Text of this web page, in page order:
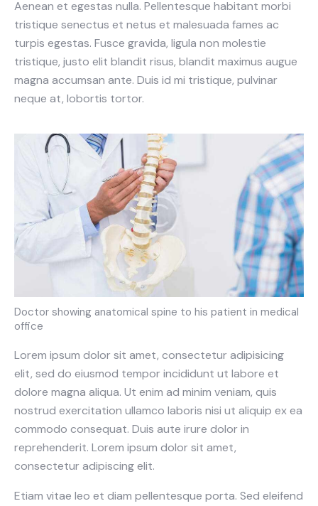
Aenean et egestas nulla. Pellentesque habitant morbi
tristique senectus et netus et malesuada fames ac
turpis egestas. Fusce gravida, ligula non molestie
tristique, justo elit blandit risus, blandit maximus augue
magna accumsan ante. Duis id mi tristique, pulvinar
neque at, lobortis tortor.
Doctor showing anatomical spine to his patient in medical
office
Lorem ipsum dolor sit amet, consectetur adipisicing
elit, sed do eiusmod tempor incididunt ut labore et
dolore magna aliqua. Ut enim ad minim veniam, quis
nostrud exercitation ullamco laboris nisi ut aliquip ex ea
commodo consequat. Duis aute irure dolor in
reprehenderit. Lorem ipsum dolor sit amet,
consectetur adipiscing elit.
Etiam vitae leo et diam pellentesque porta. Sed eleifend